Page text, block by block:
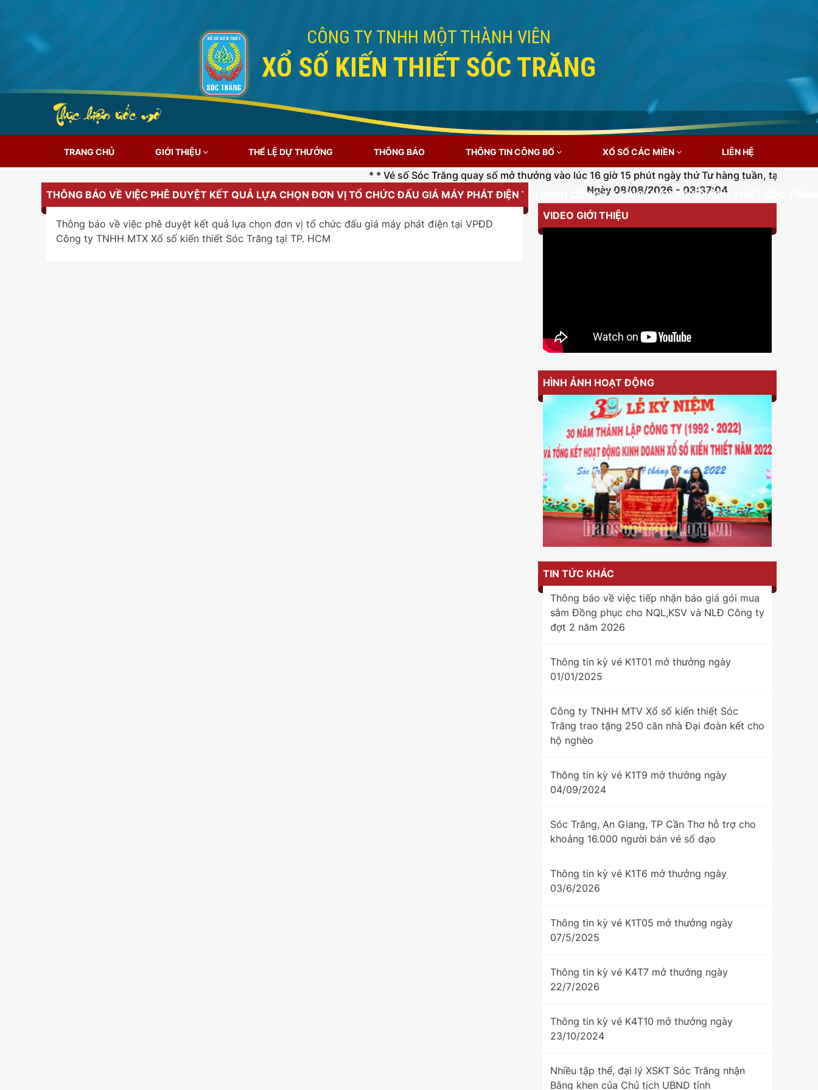
CÔNG TY TNHH MỘT THÀNH VIÊN
XỔ SỐ KIẾN THIẾT SÓC TRĂNG
TRANG CHỦ GIỚI THIỆU THỂ LỆ DỰ THƯỞNG THÔNG BÁO THÔNG TIN CÔNG BỐ XỔ SỐ CÁC MIỀN LIÊN HỆ
* * Vé số Sóc Trăng quay số mở thưởng vào lúc 16 giờ 15 phút ngày thứ Tư hàng tuần, tại số 16 Trần
THÔNG BÁO VỀ VIỆC PHÊ DUYỆT KẾT QUẢ LỰA CHỌN ĐƠN VỊ TỔ CHỨC ĐẤU GIÁ MÁY PHÁT ĐIỆN TẠI VPĐD CÔNG TY TNHH MTX XỔ SỐ KIẾN THIẾT SÓC
Thông báo về việc phê duyệt kết quả lựa chọn đơn vị tổ chức đấu giá máy phát điện tại VPĐD
Công ty TNHH MTX Xổ số kiến thiết Sóc Trăng tại TP. HCM
Ngày 08/08/2026 - 03:37:04
VIDEO GIỚI THIỆU
HÌNH ẢNH HOẠT ĐỘNG
TIN TỨC KHÁC
Thông báo về việc tiếp nhận báo giá gói mua
sắm Đồng phục cho NQL,KSV và NLĐ Công ty
đợt 2 năm 2026
Thông tin kỳ vé K1T01 mở thưởng ngày
01/01/2025
Công ty TNHH MTV Xổ số kiến thiết Sóc
Trăng trao tặng 250 căn nhà Đại đoàn kết cho
hộ nghèo
Thông tin kỳ vé K1T9 mở thưởng ngày
04/09/2024
Sóc Trăng, An Giang, TP Cần Thơ hỗ trợ cho
khoảng 16.000 người bán vé số dạo
Thông tin kỳ vé K1T6 mở thưởng ngày
03/6/2026
Thông tin kỳ vé K1T05 mở thưởng ngày
07/5/2025
Thông tin kỳ vé K4T7 mở thưởng ngày
22/7/2026
Thông tin kỳ vé K4T10 mở thưởng ngày
23/10/2024
Nhiều tập thể, đại lý XSKT Sóc Trăng nhận
Bằng khen của Chủ tịch UBND tỉnh